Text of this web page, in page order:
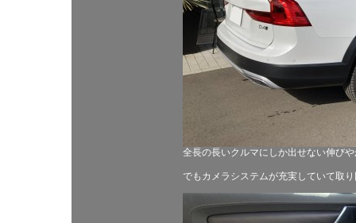
全長の長いクルマにしか出せない伸び
でもカメラシステムが充実していて取